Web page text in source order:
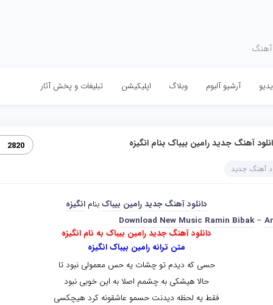
آهنگ
آرشیو آلبوم وبلاگ اپلیکیشن تبلیغات و پخش آثار
آهنگ جدید رامین بیباک بنام انگیزه 2820
آهنگ جدید
دانلود آهنگ جدید رامین بیباکبنام انگیزه
Download New Music Ramin Bibak –
دانلود آهنگ جدید رامین بیباک به نام انگیزه
متن ترانه رامین بیباک انگیزه
حسی که دیدم تو چشات یه حس معمولی نبود تا
حالا هیشکی به چشمم اصلا به این خوبی نبود
فقط یه لحظه دیدنت حسمو عاشقونه کرد هیچکسی